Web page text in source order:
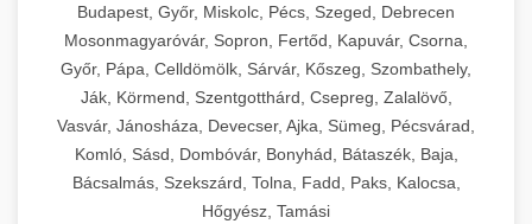
Budapest, Győr, Miskolc, Pécs, Szeged, Debrecen
Mosonmagyaróvár, Sopron, Fertőd, Kapuvár, Csorna,
Győr, Pápa, Celldömölk, Sárvár, Kőszeg, Szombathely,
Ják, Körmend, Szentgotthárd, Csepreg, Zalalövő,
Vasvár, Jánosháza, Devecser, Ajka, Sümeg, Pécsvárad,
Komló, Sásd, Dombóvár, Bonyhád, Bátaszék, Baja,
Bácsalmás, Szekszárd, Tolna, Fadd, Paks, Kalocsa,
Hőgyész, Tamási